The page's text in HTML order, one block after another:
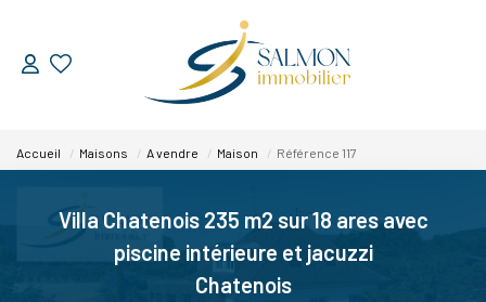
ESTIMER
VENDRE
Nos Services
Nos Réussites
Accueil Maisons A vendre Maison Référence 117
Villa Chatenois 235 m2 sur 18 ares avec
piscine intérieure et jacuzzi
Chatenois